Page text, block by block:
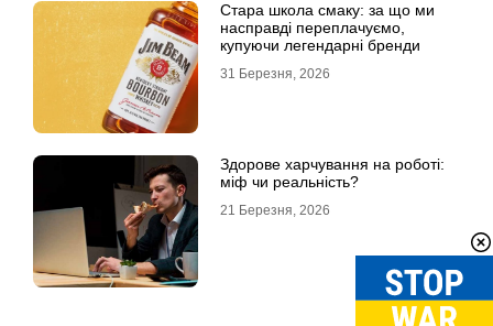
Стара школа смаку: за що ми
насправді переплачуємо,
купуючи легендарні бренди
31 Березня, 2026
Здорове харчування на роботі:
міф чи реальність?
21 Березня, 2026